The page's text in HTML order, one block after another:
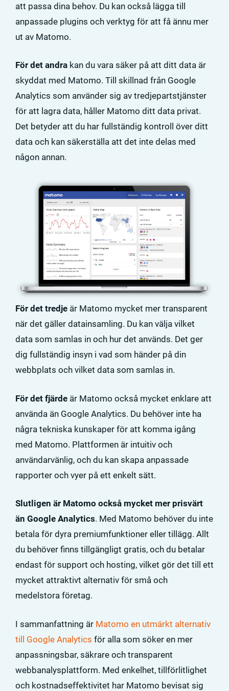
att passa dina behov. Du kan också lägga till
anpassade plugins och verktyg för att få ännu mer
ut av Matomo.
För det andra kan du vara säker på att ditt data är
skyddat med Matomo. Till skillnad från Google
Analytics som använder sig av tredjepartstjänster
för att lagra data, håller Matomo ditt data privat.
Det betyder att du har fullständig kontroll över ditt
data och kan säkerställa att det inte delas med
någon annan.
För det tredje är Matomo mycket mer transparent
när det gäller datainsamling. Du kan välja vilket
data som samlas in och hur det används. Det ger
dig fullständig insyn i vad som händer på din
webbplats och vilket data som samlas in.
För det fjärde är Matomo också mycket enklare att
använda än Google Analytics. Du behöver inte ha
några tekniska kunskaper för att komma igång
med Matomo. Plattformen är intuitiv och
användarvänlig, och du kan skapa anpassade
rapporter och vyer på ett enkelt sätt.
Slutligen är Matomo också mycket mer prisvärt
än Google Analytics. Med Matomo behöver du inte
betala för dyra premiumfunktioner eller tillägg. Allt
du behöver finns tillgängligt gratis, och du betalar
endast för support och hosting, vilket gör det till ett
mycket attraktivt alternativ för små och
medelstora företag.
I sammanfattning är Matomo en utmärkt alternativ
till Google Analytics för alla som söker en mer
anpassningsbar, säkrare och transparent
webbanalysplattform. Med enkelhet, tillförlitlighet
och kostnadseffektivitet har Matomo bevisat sig